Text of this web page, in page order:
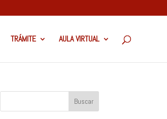
TRÁMITE AULA VIRTUAL
Buscar